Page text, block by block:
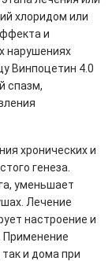
хлоридом или
и
нарушениях
Винпоцетин 4.0
спазм,
хронических и
генеза.
уменьшает
Лечение
настроение и
Применение
и дома при